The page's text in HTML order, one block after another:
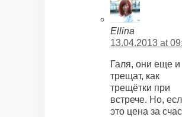
Ellina
13.04.2013 at
Галя, они еще и
трещат, как
трещётки при
встрече. Но,
это цена за